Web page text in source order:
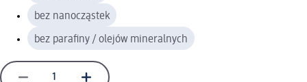
bez nanocząstek
bez parafiny / olejów mineralnych